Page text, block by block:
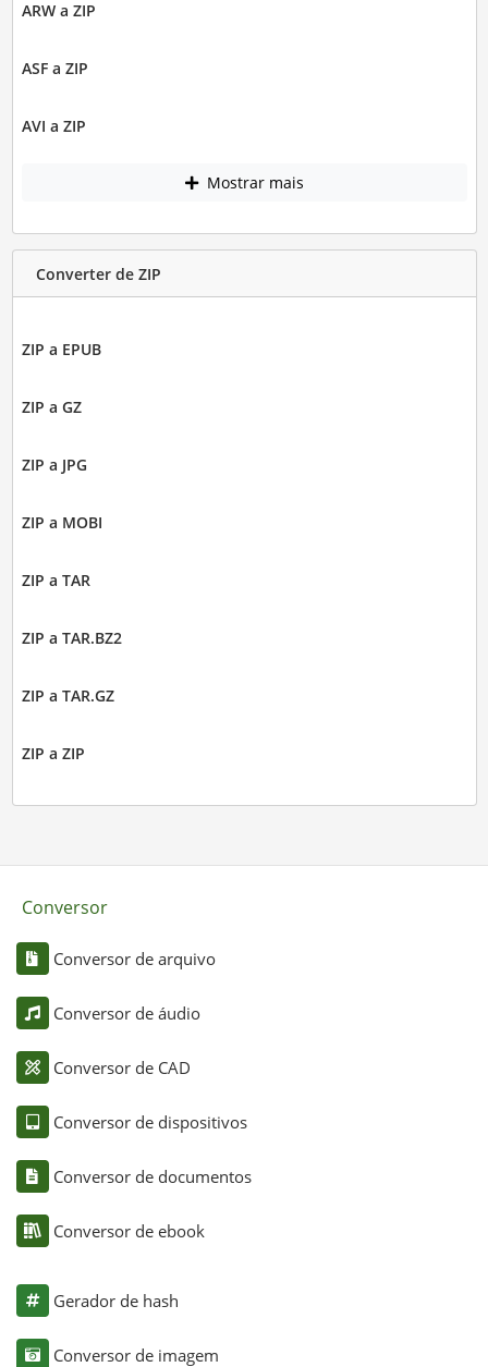
ARW a ZIP
ASF a ZIP
AVI a ZIP
Mostrar mais
Converter de ZIP
ZIP a EPUB
ZIP a GZ
ZIP a JPG
ZIP a MOBI
ZIP a TAR
ZIP a TAR.BZ2
ZIP a TAR.GZ
ZIP a ZIP
Conversor
Conversor de arquivo
Conversor de áudio
Conversor de CAD
Conversor de dispositivos
Conversor de documentos
Conversor de ebook
Gerador de hash
Conversor de imagem